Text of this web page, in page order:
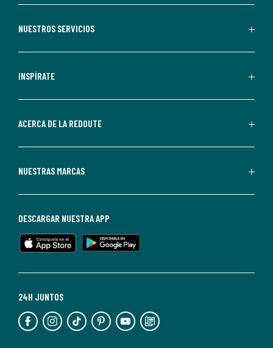
aceptas
comerciales
personalizadas
parte
Redoute.
de
en
cualquier
Para
información,
puedes
NUESTROS SERVICIOS
INSPÍRATE
ACERCA DE LA REDOUTE
NUESTRAS MARCAS
24H JUNTOS
DESCARGAR NUESTRA APP